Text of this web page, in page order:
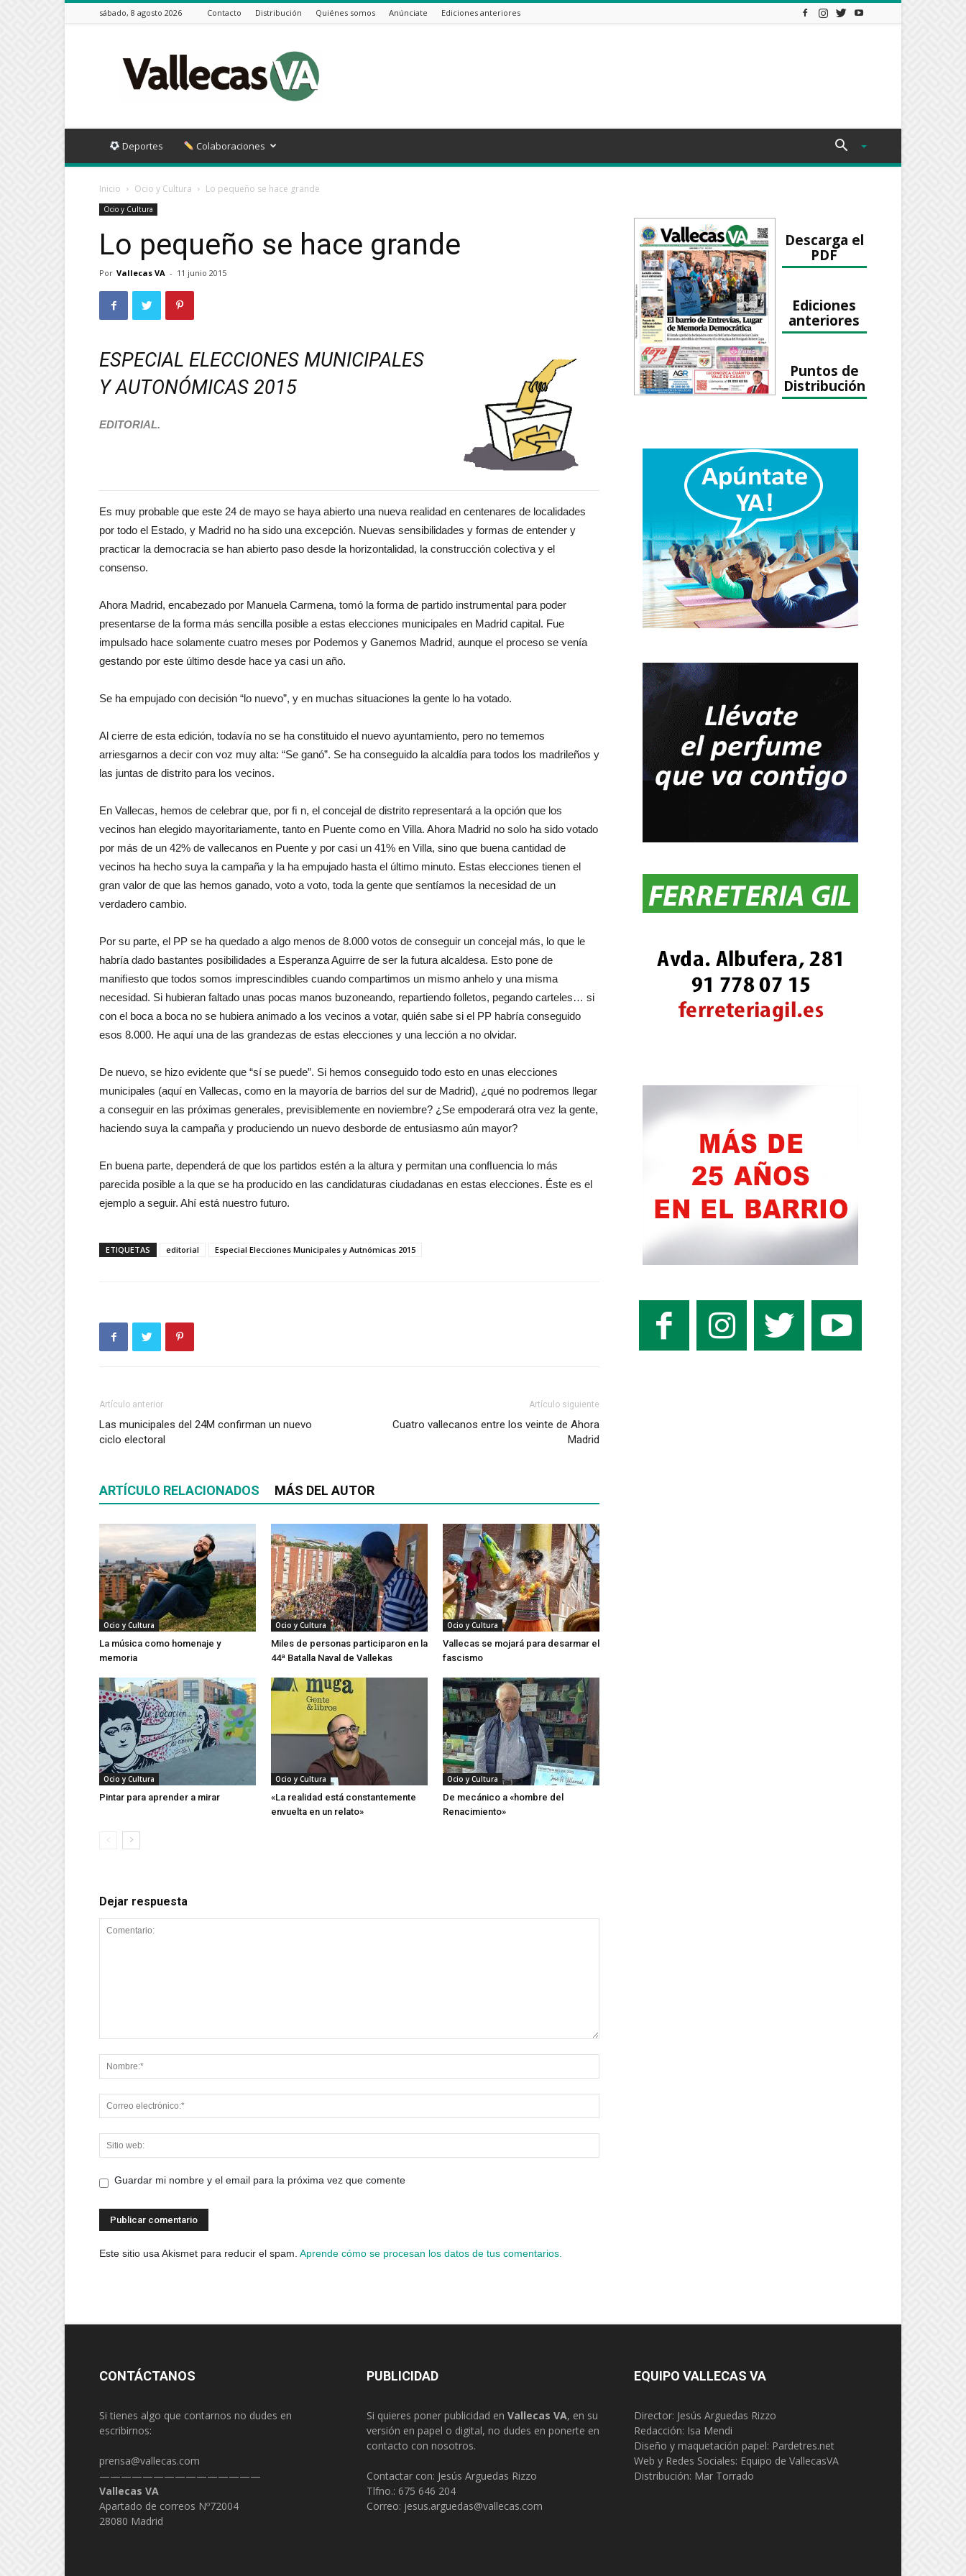
sábado, 8 agosto 2026 Contacto Distribución Quiénes somos Anúnciate Ediciones anteriores
VA
Deportes Colaboraciones
Inicio Ocio y Cultura Lo pequeño se hace grande
Ocio y Cultura
Lo pequeño se hace grande
Por Vallecas VA - 11 junio 2015
ESPECIAL ELECCIONES MUNICIPALES
Y AUTONÓMICAS 2015
EDITORIAL.
Es muy probable que este 24 de mayo se haya abierto una nueva realidad en centenares de localidades
por todo el Estado, y Madrid no ha sido una excepción. Nuevas sensibilidades y formas de entender y
practicar la democracia se han abierto paso desde la horizontalidad, la construcción colectiva y el
consenso.
Ahora Madrid, encabezado por Manuela Carmena, tomó la forma de partido instrumental para poder
presentarse de la forma más sencilla posible a estas elecciones municipales en Madrid capital. Fue
impulsado hace solamente cuatro meses por Podemos y Ganemos Madrid, aunque el proceso se venía
gestando por este último desde hace ya casi un año.
Se ha empujado con decisión “lo nuevo”, y en muchas situaciones la gente lo ha votado.
Al cierre de esta edición, todavía no se ha constituido el nuevo ayuntamiento, pero no tememos
arriesgarnos a decir con voz muy alta: “Se ganó”. Se ha conseguido la alcaldía para todos los madrileños y
las juntas de distrito para los vecinos.
En Vallecas, hemos de celebrar que, por ﬁ n, el concejal de distrito representará a la opción que los
vecinos han elegido mayoritariamente, tanto en Puente como en Villa. Ahora Madrid no solo ha sido votado
por más de un 42% de vallecanos en Puente y por casi un 41% en Villa, sino que buena cantidad de
vecinos ha hecho suya la campaña y la ha empujado hasta el último minuto. Estas elecciones tienen el
gran valor de que las hemos ganado, voto a voto, toda la gente que sentíamos la necesidad de un
verdadero cambio.
Por su parte, el PP se ha quedado a algo menos de 8.000 votos de conseguir un concejal más, lo que le
habría dado bastantes posibilidades a Esperanza Aguirre de ser la futura alcaldesa. Esto pone de
maniﬁesto que todos somos imprescindibles cuando compartimos un mismo anhelo y una misma
necesidad. Si hubieran faltado unas pocas manos buzoneando, repartiendo folletos, pegando carteles… si
con el boca a boca no se hubiera animado a los vecinos a votar, quién sabe si el PP habría conseguido
esos 8.000. He aquí una de las grandezas de estas elecciones y una lección a no olvidar.
De nuevo, se hizo evidente que “sí se puede”. Si hemos conseguido todo esto en unas elecciones
municipales (aquí en Vallecas, como en la mayoría de barrios del sur de Madrid), ¿qué no podremos llegar
a conseguir en las próximas generales, previsiblemente en noviembre? ¿Se empoderará otra vez la gente,
haciendo suya la campaña y produciendo un nuevo desborde de entusiasmo aún mayor?
En buena parte, dependerá de que los partidos estén a la altura y permitan una conﬂuencia lo más
parecida posible a la que se ha producido en las candidaturas ciudadanas en estas elecciones. Éste es el
ejemplo a seguir. Ahí está nuestro futuro.
ETIQUETAS editorial Especial Elecciones Municipales y Autnómicas 2015
Artículo anterior
Las municipales del 24M confirman un nuevo
ciclo electoral
Artículo siguiente
Cuatro vallecanos entre los veinte de Ahora
Madrid
ARTÍCULO RELACIONADOS MÁS DEL AUTOR
Ocio y Cultura
La música como homenaje y
memoria
Ocio y Cultura
Miles de personas participaron en la
44ª Batalla Naval de Vallekas
Ocio y Cultura
Vallecas se mojará para desarmar el
fascismo
Ocio y Cultura
Pintar para aprender a mirar
Ocio y Cultura
«La realidad está constantemente
envuelta en un relato»
Ocio y Cultura
De mecánico a «hombre del
Renacimiento»
Dejar respuesta
Guardar mi nombre y el email para la próxima vez que comente
Este sitio usa Akismet para reducir el spam. Aprende cómo se procesan los datos de tus comentarios.
Descarga el
PDF
Ediciones
anteriores
Puntos de
Distribución
CONTÁCTANOS
Si tienes algo que contarnos no dudes en
escribirnos:
prensa@vallecas.com
———————————————
Vallecas VA
Apartado de correos Nº72004
28080 Madrid
PUBLICIDAD
Si quieres poner publicidad en Vallecas VA, en su
versión en papel o digital, no dudes en ponerte en
contacto con nosotros.
Contactar con: Jesús Arguedas Rizzo
Tlfno.: 675 646 204
Correo: jesus.arguedas@vallecas.com
EQUIPO VALLECAS VA
Director: Jesús Arguedas Rizzo
Redacción: Isa Mendi
Diseño y maquetación papel: Pardetres.net
Web y Redes Sociales: Equipo de VallecasVA
Distribución: Mar Torrado